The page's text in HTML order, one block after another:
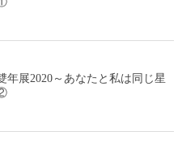
年展2020～あなたと私は同じ星